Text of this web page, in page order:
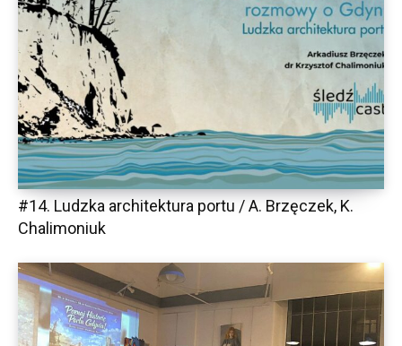
#14. Ludzka architektura portu / A. Brzęczek, K.
Chalimoniuk